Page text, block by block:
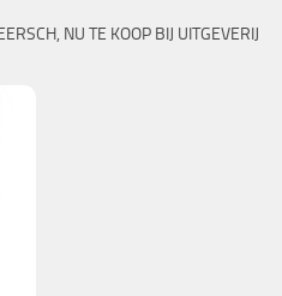
NU TE KOOP BIJ UITGEVERIJ